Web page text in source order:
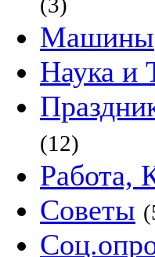
Машины
Наука и
(12)
Работа,
Советы